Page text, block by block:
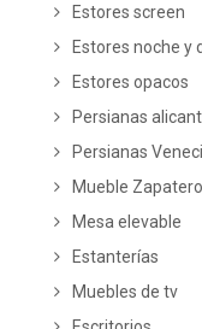
Estores screen
Estores noche y
Estores opacos
Persianas
Persianas
Mueble Zapatero
Mesa elevable
Estanterías
Muebles de tv